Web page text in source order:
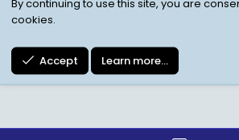
cookies.
Accept Learn more…